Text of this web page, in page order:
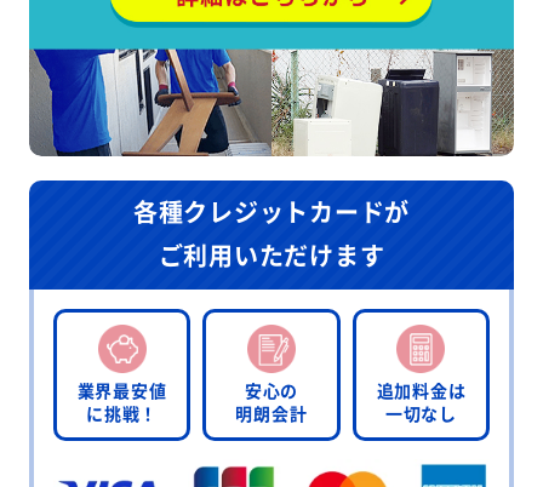
各種クレジットカードが
ご利用いただけます
業界最安値
に挑戦！
安心の
明朗会計
追加料金は
一切なし